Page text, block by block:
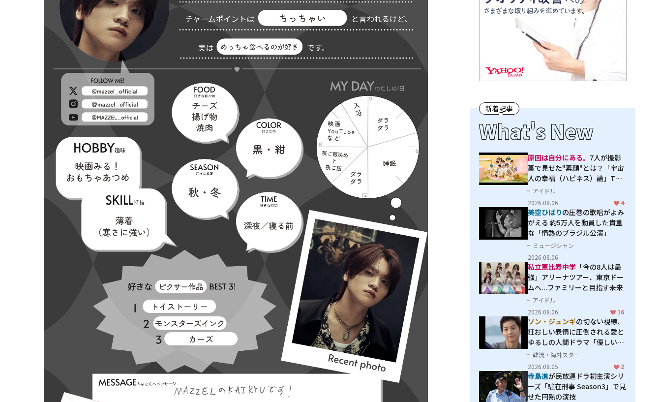
新着記事
What's New
原因は自分にある。 7人が撮影
裏で見せた"素顔"とは？「宇宙
人の幸福（ハピネス）論」THE
MAKING
アイドル
2026.08.06
4
美空ひばりの圧巻の歌唱がよみ
がえる 約5万人を動員した貴重
な「情熱のブラジル公演」
ミュージシャン
2026.08.06
私立恵比寿中学 「今の8人は最
強」アリーナツアー、東京ドー
ムへ...ファミリーと目指す未来
アイドル
2026.08.06
16
ソン・ジュンギの切ない視線、
狂おしい表情に圧倒される――愛と
ゆるしの人間ドラマ「優しい
男」
韓流・海外スター
2026.08.05
2
寺島進が民放連ドラ初主演シリ
ーズ「駐在刑事 Season3」で見
せた円熟の演技